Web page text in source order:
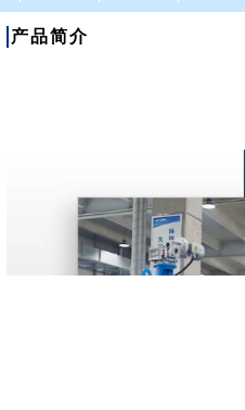
产品简介